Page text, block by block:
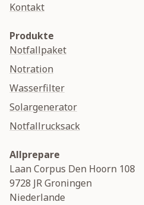
Kontakt
Produkte
Notfallpaket
Notration
Wasserfilter
Solargenerator
Notfallrucksack
Allprepare
Laan Corpus Den Hoorn 108
9728 JRGroningen
Niederlande